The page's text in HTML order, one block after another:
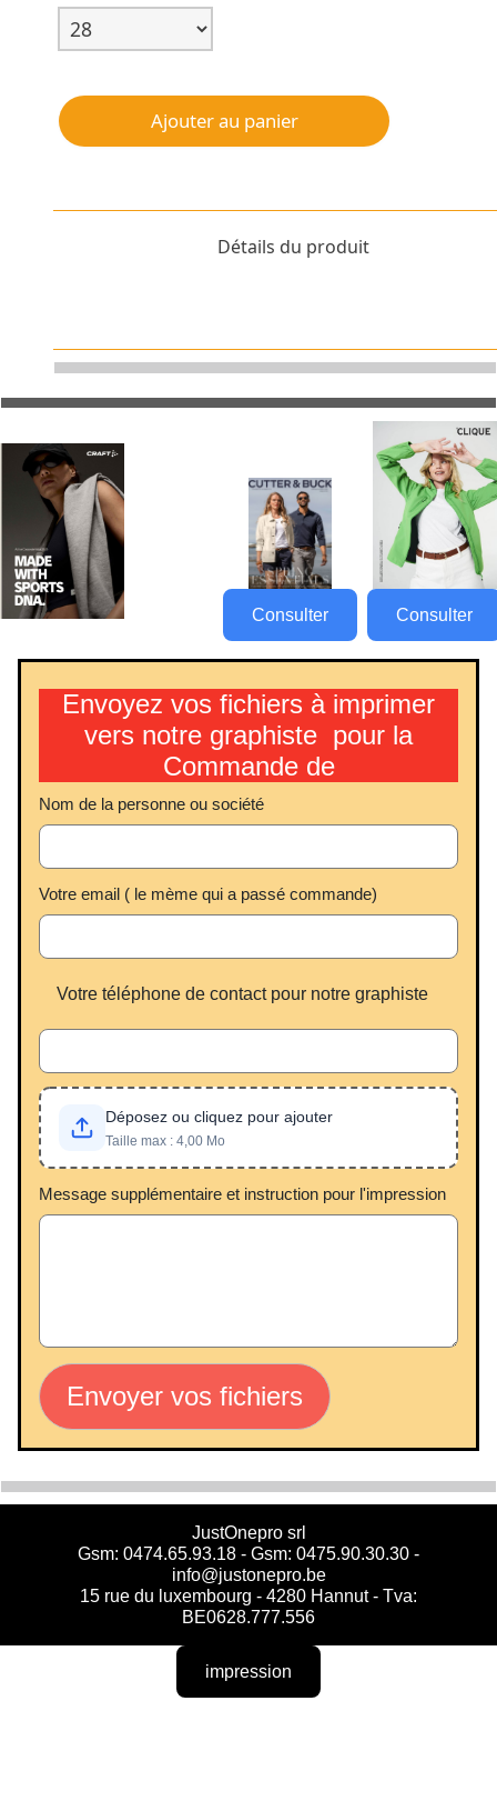
Ajouter au panier
Détails du produit
Consulter Consulter
Envoyez vos fichiers à imprimer
vers notre graphiste pour la
Commande de
Nom de la personne ou société
Votre email ( le mème qui a passé commande)
Votre téléphone de contact pour notre graphiste
Déposez ou cliquez pour ajouter
Taille max : 4,00 Mo
Message supplémentaire et instruction pour l'impression
Envoyer vos fichiers
JustOnepro srl
Gsm: 0474.65.93.18 - Gsm: 0475.90.30.30 -
info@justonepro.be
15 rue du luxembourg - 4280 Hannut - Tva:
BE0628.777.556
impression